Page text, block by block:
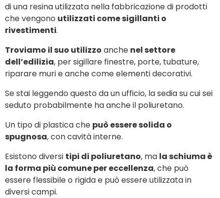
di una resina utilizzata nella fabbricazione di prodotti
che vengono utilizzati come sigillanti o
rivestimenti.
Troviamo il suo utilizzo anche nel settore
dell’edilizia, per sigillare finestre, porte, tubature,
riparare muri e anche come elementi decorativi.
Se stai leggendo questo da un ufficio, la sedia su cui sei
seduto probabilmente ha anche il poliuretano.
Un tipo di plastica che può essere solida o
spugnosa, con cavità interne.
Esistono diversi tipi di poliuretano, ma la schiuma è
la forma più comune per eccellenza, che può
essere flessibile o rigida e può essere utilizzata in
diversi campi.